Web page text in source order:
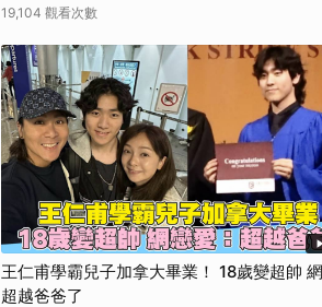
19,104 觀看次數
王仁甫學霸兒子加拿大畢業！ 18歲變超帥 網
超越爸爸了